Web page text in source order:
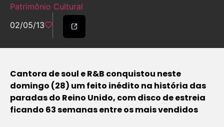
Patrimônio Cultural
02/05/13
Cantora de soul e R&B conquistou neste
domingo (28) um feito inédito na história das
paradas do Reino Unido, com disco de estreia
ficando 63 semanas entre os mais vendidos